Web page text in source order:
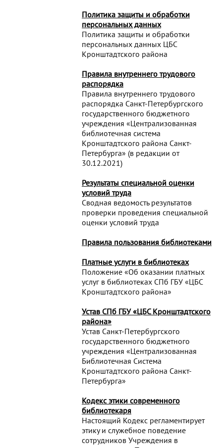
Политика защиты и обработки
персональных данных
Политика защиты и обработки
персональных данных ЦБС
Кронштадтского района
Правила внутреннего трудового
распорядка
Правила внутреннего трудового
распорядка Санкт-Петербургского
государственного бюджетного
учреждения «Централизованная
библиотечная система
Кронштадтского района Санкт-
Петербурга» (в редакции от
30.12.2021)
Результаты специальной оценки
условий труда
Сводная ведомость результатов
проверки проведения специальной
оценки условий труда
Правила пользования библиотеками
Платные услуги в библиотеках
Положение «Об оказании платных
услуг в библиотеках СПб ГБУ «ЦБС
Кронштадтского района»
Устав СПб ГБУ «ЦБС Кронштадтского
района»
Устав Санкт-Петербургского
государственного бюджетного
учреждения «Централизованная
Библиотечная Система
Кронштадтского района Санкт-
Петербурга»
Кодекс этики современного
библиотекаря
Настоящий Кодекс регламентирует
этику и служебное поведение
сотрудников Учреждения в